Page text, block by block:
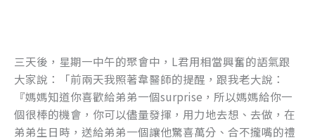
三天後，星期一中午的聚會中，L君用相當興奮的語氣跟
大家說：「前兩天我照著韋醫師的提醒，跟我老大說：
『媽媽知道你喜歡給弟弟一個surprise，所以媽媽給你一
個很棒的機會，你可以儘量發揮，用力地去想、去做，在
弟弟生日時，送給弟弟一個讓他驚喜萬分、合不攏嘴的禮